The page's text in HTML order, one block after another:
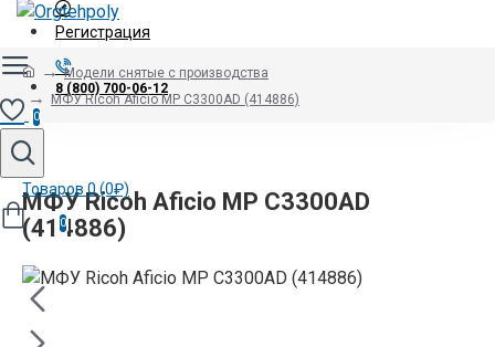
Регистрация
8 (800) 700-06-12
0
Товаров 0 (0₽)
0
Модели снятые с производства
МФУ Ricoh Aficio MP C3300AD (414886)
МФУ Ricoh Aficio MP C3300AD
(414886)